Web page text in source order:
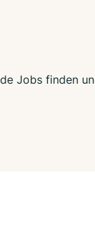
Jobs finden